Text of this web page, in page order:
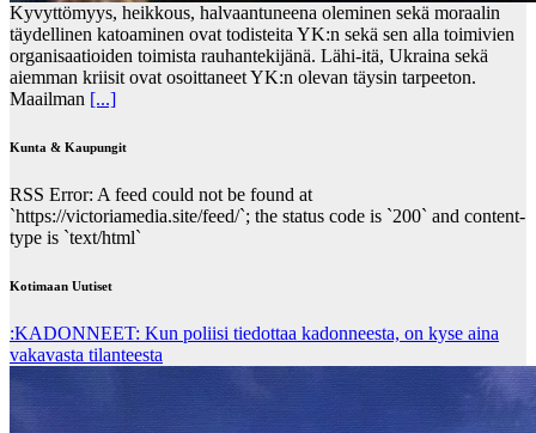
Kyvyttömyys, heikkous, halvaantuneena oleminen sekä moraalin
täydellinen katoaminen ovat todisteita YK:n sekä sen alla toimivien
organisaatioiden toimista rauhantekijänä. Lähi-itä, Ukraina sekä
aiemman kriisit ovat osoittaneet YK:n olevan täysin tarpeeton.
Maailman [...]
Kunta & Kaupungit
RSS Error: A feed could not be found at
`https://victoriamedia.site/feed/`; the status code is `200` and content-
type is `text/html`
Kotimaan Uutiset
:KADONNEET: Kun poliisi tiedottaa kadonneesta, on kyse aina
vakavasta tilanteesta